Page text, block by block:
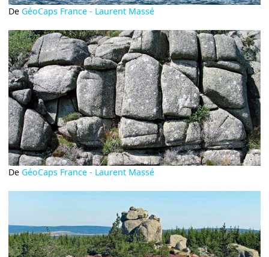
De GéoCaps France - Laurent Massé
De GéoCaps France - Laurent Massé